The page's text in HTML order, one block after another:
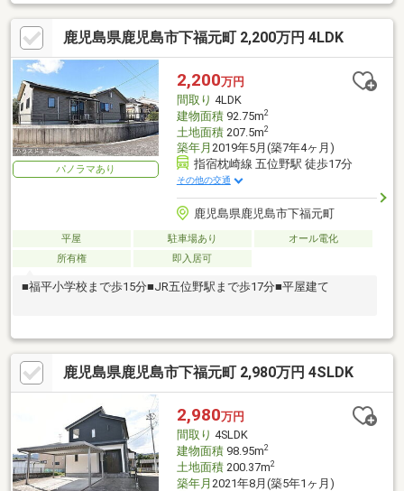
鹿児島県鹿児島市下福元町 2,200万円 4LDK
パノラマあり
2,200万円
間取り 4LDK
建物面積92.75m2
土地面積207.5m2
築年月 2019年5月(築7年4ヶ月)
指宿枕崎線 五位野駅 徒歩17分
その他の交通
鹿児島県鹿児島市下福元町
平屋 駐車場あり
オール電化
所有権
即入居可
■福平小学校まで歩15分■JR五位野駅まで歩17分■平屋建て
鹿児島県鹿児島市下福元町 2,980万円 4SLDK
2,980万円
間取り 4SLDK
建物面積98.95m2
土地面積200.37m2
築年月 2021年8月(築5年1ヶ月)